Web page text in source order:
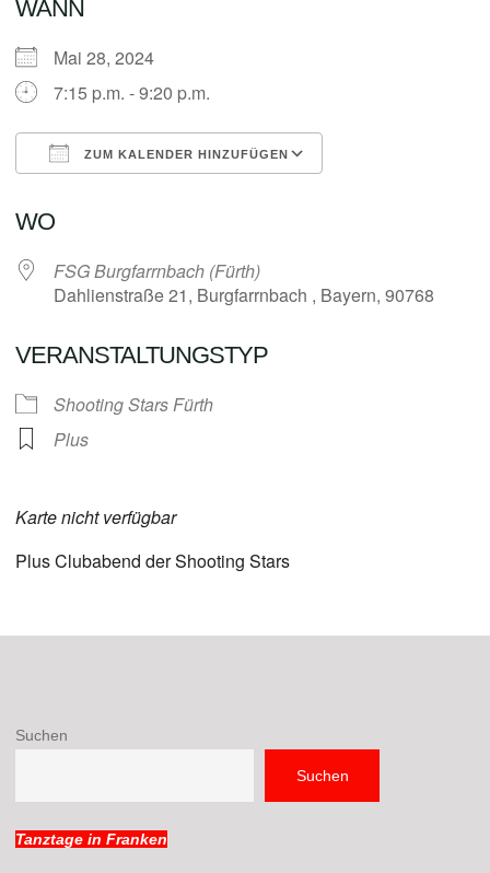
WANN
Mai 28, 2024
7:15 p.m. - 9:20 p.m.
ZUM KALENDER HINZUFÜGEN
WO
FSG Burgfarrnbach (Fürth)
Dahlienstraße 21, Burgfarrnbach , Bayern, 90768
VERANSTALTUNGSTYP
Shooting Stars Fürth
Plus
Karte nicht verfügbar
Plus Clubabend der Shooting Stars
Suchen
Suchen
Tanztage in Franken